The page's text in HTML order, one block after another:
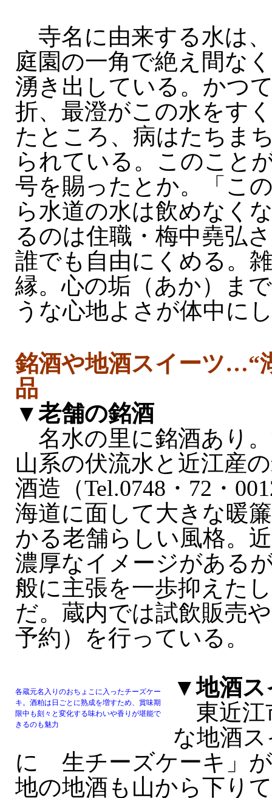
寺名に由来する水は、
庭園の一角で絶え間なく
湧き出している。かつ
折、最澄がこの水をす
たところ、病はたちま
られている。このこと
号を賜ったとか。「こ
ら水道の水は飲めなく
るのは住職・梅中堯弘
誰でも自由にくめる。
縁。心の垢（あか）ま
うな心地よさが体中に
銘酒や地酒スイーツ…“
品
▼老舗の銘酒
名水の里に銘酒あり
山系の伏流水と近江産
酒造（Tel.0748・72・
海道に面して大きな暖
かる老舗らしい風格。
濃厚なイメージがある
般に主張を一歩抑えた
だ。蔵内では試飲販売
予約）を行っている。
各蔵元名入りのおちょこに入ったチーズケー
キ。酒粕は日ごとに熟成を増すため、賞味期
限中も刻々と変化する味わいや香りが堪能で
きるのも魅力
▼地酒ス
東近江
な地酒
に 生チーズケーキ」
地の地酒も山から下り